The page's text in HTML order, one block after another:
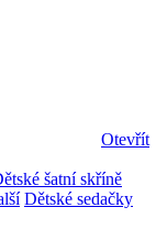
Otevřít
šatní skříně
Dětské sedačky